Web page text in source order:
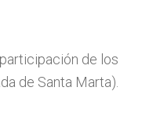
de los
de Santa Marta).